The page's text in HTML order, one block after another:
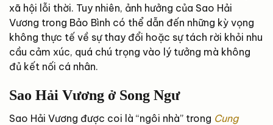
xã hội lỗi thời. Tuy nhiên, ảnh hưởng của Sao Hải
Vương trong Bảo Bình có thể dẫn đến những kỳ vọng
không thực tế về sự thay đổi hoặc sự tách rời khỏi nhu
cầu cảm xúc, quá chú trọng vào lý tưởng mà không
đủ kết nối cá nhân.
Sao Hải Vương ở Song Ngư
Sao Hải Vương được coi là “ngôi nhà” trong Cung